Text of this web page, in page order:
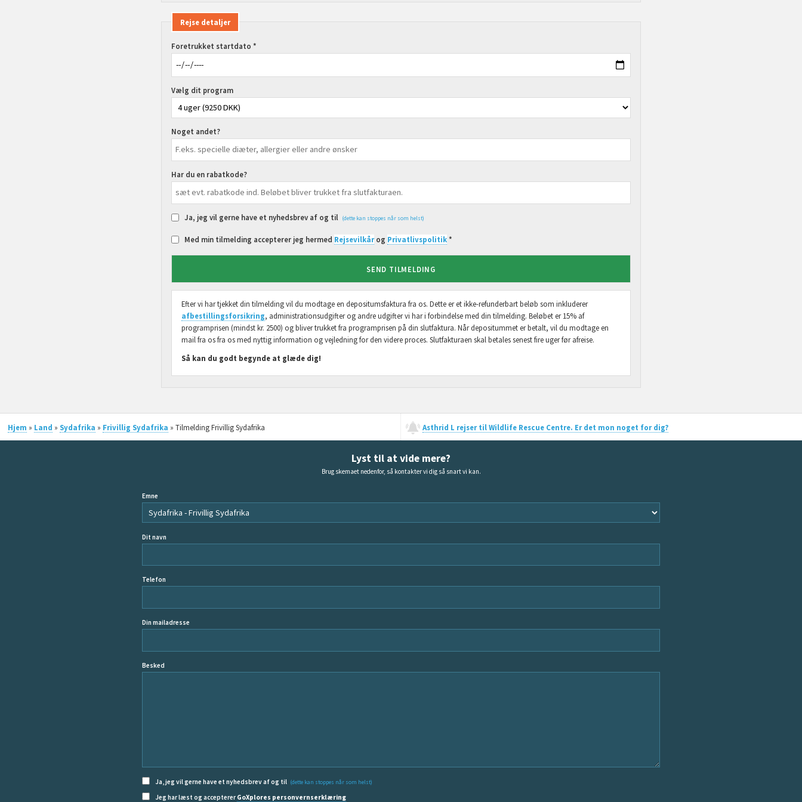
Rejse detaljer
Foretrukket startdato *
Vælg dit program
Noget andet?
Har du en rabatkode?
Ja, jeg vil gerne have et nyhedsbrev af og til (dette kan stoppes når som helst)
Med min tilmelding accepterer jeg hermed Rejsevilkårog Privatlivspolitik*
SEND TILMELDING
Efter vi har tjekket din tilmelding vil du modtage en depositumsfaktura fra os. Dette er et ikke-refunderbart beløb som inkluderer
afbestillingsforsikring, administrationsudgifter og andre udgifter vi har i forbindelse med din tilmelding. Beløbet er 15% af
programprisen (mindst kr. 2500) og bliver trukket fra programprisen på din slutfaktura. Når depositummet er betalt, vil du modtage en
mail fra os fra os med nyttig information og vejledning for den videre proces. Slutfakturaen skal betales senest fire uger før afreise.
Så kan du godt begynde at glæde dig!
Hjem » Land » Sydafrika » Frivillig Sydafrika » Tilmelding Frivillig Sydafrika Asthrid L rejser til Wildlife Rescue Centre. Er det mon noget for dig?
Lyst til at vide mere?
Brug skemaet nedenfor, så kontakter vi dig så snart vi kan.
Emne
Dit navn
Telefon
Din mailadresse
Besked
Ja, jeg vil gerne have et nyhedsbrev af og til (dette kan stoppes når som helst)
Jeg har læst og accepterer GoXplores personvernserklæring